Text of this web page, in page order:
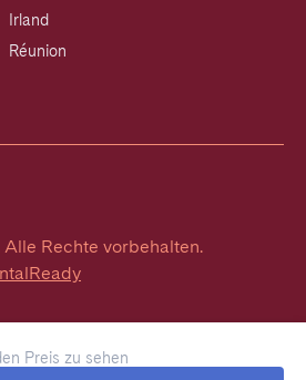
Preis zu sehen
Irland
Réunion
Alle Rechte vorbehalten.